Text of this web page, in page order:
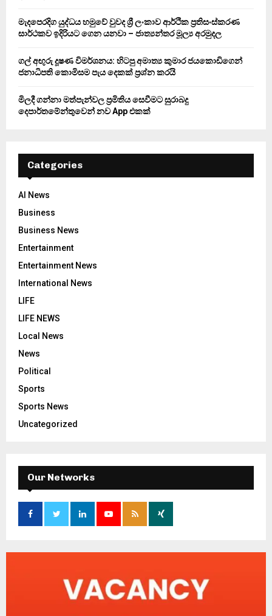
මැදපෙරදිග යුද්ධය හමුවේ වුවද ශ්‍රී ලංකාව ආර්ථික ප්‍රතිසංස්කරණ
සාර්ථකව ඉදිරියට ගෙන යනවා – ජාත්‍යන්තර මූල්‍ය අරමුදල
ගල් අඟුරු දූෂණ විමර්ශනය: හිටපු අමාත්‍ය කුමාර ජයකොඩිගෙන්
ජනාධිපති කොමිසම පැය දෙකක් ප්‍රශ්න කරයි
මිලදී ගන්නා මත්පැන්වල ප්‍රමිතිය සෙවීමට සුරාබදු
දෙපාර්තමේන්තුවෙන් නව App එකක්
Categories
AI News
Business
Business News
Entertainment
Entertainment News
International News
LIFE
LIFE NEWS
Local News
News
Political
Sports
Sports News
Uncategorized
Our Networks